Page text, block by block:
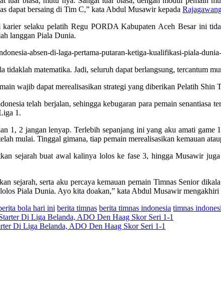
dapat bersaing di Tim C,” kata Abdul Musawir kepada
selaku pelatih Regu PORDA Kabupaten Aceh Besar ini
langgan Piala Dunia.
tidaklah matematika. Jadi, seluruh dapat berlangsung, tercantum
wajib dapat merealisasikan strategi yang diberikan Pelatih Shin
telah berjalan, sehingga kebugaran para pemain senantiasa
1.
1, 2 jangan lenyap. Terlebih sepanjang ini yang aku amati
mulai. Tinggal gimana, tiap pemain merealisasikan kemauan
sejarah buat awal kalinya lolos ke fase 3, hingga Musawir
sejarah, serta aku percaya kemauan pemain Timnas Senior
Piala Dunia. Ayo kita doakan,” kata Abdul Musawir mengakhiri
bola hari ini berita timnas berita timnas indonesia timnas
Di Liga Belanda, ADO Den Haag Skor Seri 1-1